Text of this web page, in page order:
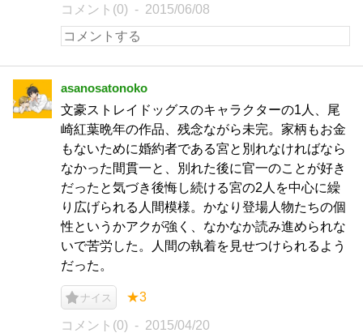
コメント(0) 2015/06/08
asanosatonoko
文豪ストレイドッグスのキャラクターの1人、尾
崎紅葉晩年の作品、残念ながら未完。家柄もお金
もないために婚約者である宮と別れなければなら
なかった間貫一と、別れた後に官一のことが好き
だったと気づき後悔し続ける宮の2人を中心に繰
り広げられる人間模様。かなり登場人物たちの個
性というかアクが強く、なかなか読み進められな
いで苦労した。人間の執着を見せつけられるよう
だった。
ナイス ★3
コメント(0) 2015/04/20